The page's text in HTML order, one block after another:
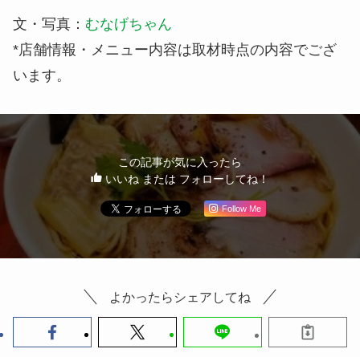
文・写真： むなげちゃん
*店舗情報・メニュー内容は取材時点の内容でござ
います。
この記事が気に入ったら
いいね または フォローしてね！
Follow Me
よかったらシェアしてね